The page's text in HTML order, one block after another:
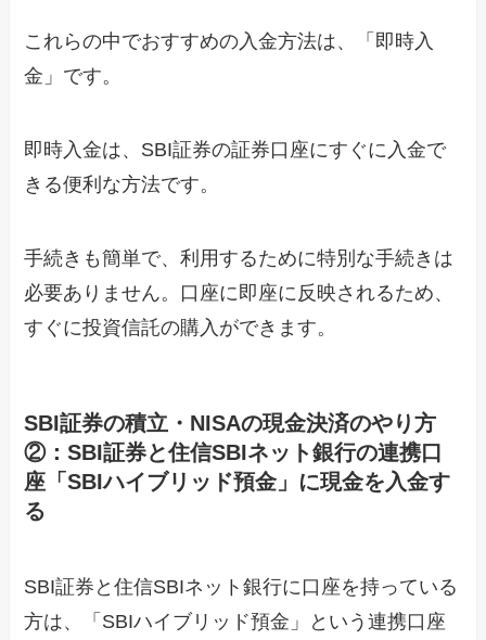
これらの中でおすすめの入金方法は、「即時入
金」です。
即時入金は、SBI証券の証券口座にすぐに入金で
きる便利な方法です。
手続きも簡単で、利用するために特別な手続きは
必要ありません。口座に即座に反映されるため、
すぐに投資信託の購入ができます。
SBI証券の積立・NISAの現金決済のやり方
②：SBI証券と住信SBIネット銀行の連携口
座「SBIハイブリッド預金」に現金を入金す
る
SBI証券と住信SBIネット銀行に口座を持っている
方は、「SBIハイブリッド預金」という連携口座